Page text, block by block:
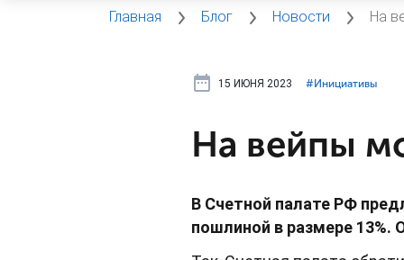
Главная Блог Новости На
15 ИЮНЯ 2023 #⁣Инициативы
На вейпы
В Счетной палате РФ
пошлиной в размере 13%.